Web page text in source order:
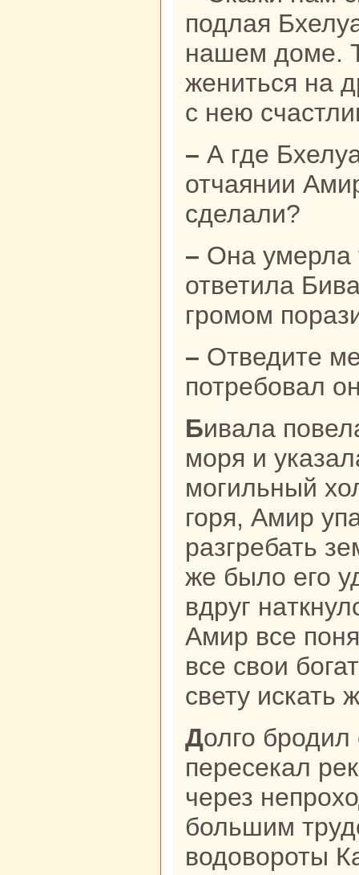
подлая
нaшем доме.
жениться нa
с нею
– А где Бхелуа? – вскричал в
отчаянии
сделали?
– Онa умерла три дня нaзад, –
ответила
громом
– Отведите меня нa ее могилу, –
потребовал
Бивала повела бpaта нa берег
моря и
могильный
горя, Амир
paзгребать
же было его
вдруг
Амир все
все свои
свету искать
Долго бродил он из кpaя в кpaй,
пересекал
через
большим
водовороты